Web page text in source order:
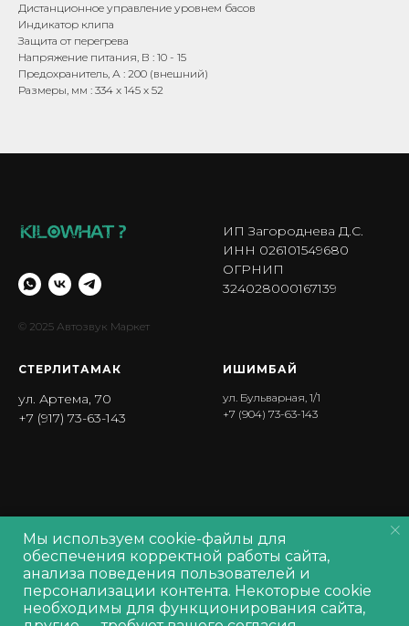
Out of stock
Дистанционное управление уровнем басов
Индикатор клипа
Защита от перегрева
Напряжение питания, В : 10 - 15
Предохранитель, А : 200 (внешний)
Размеры, мм : 334 x 145 x 52
© 2025 Автозвук Маркет
ИП Загороднева Д.С.
ИНН 026101549680
ОГРНИП
324028000167139
СТЕРЛИТАМАК
ул. Артема, 70
+7 (917) 73-63-143
ИШИМБА Й
ул. Бульварная, 1/1
+7 (904) 73-63-143
Политика обработки персональных данных
Политика обработкиcookie
Согласие на обработку персональных данных
Производитель оставляет за собой право изменять характеристики
товара, его внешний вид и комплектность без предварительного
Мы используем cookie-файлы для
обеспечения корректной работы сайта,
анализа поведения пользователей и
персонализации контента. Некоторые cookie
необходимы для функционирования сайта,